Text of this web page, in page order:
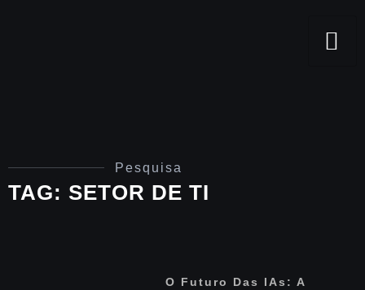
Pesquisa
TAG: SETOR DE TI
O Futuro Das IAs: A